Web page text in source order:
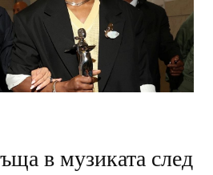
в музиката след